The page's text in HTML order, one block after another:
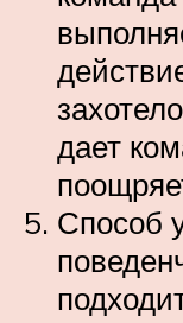
дает
Способ